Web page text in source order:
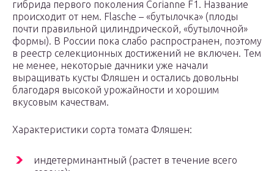
гибрида первого поколения Corianne F1. Название
происходит от нем. Flasche – «бутылочка» (плоды
почти правильной цилиндрической, «бутылочной»
формы). В России пока слабо распространен, поэтому
в реестр селекционных достижений не включен. Тем
не менее, некоторые дачники уже начали
выращивать кусты Фляшен и остались довольны
благодаря высокой урожайности и хорошим
вкусовым качествам.
Характеристики сорта томата Фляшен:
индетерминантный (растет в течение всего